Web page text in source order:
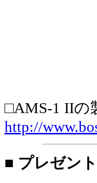
□AMS-1 IIの
http://
■ プレゼン